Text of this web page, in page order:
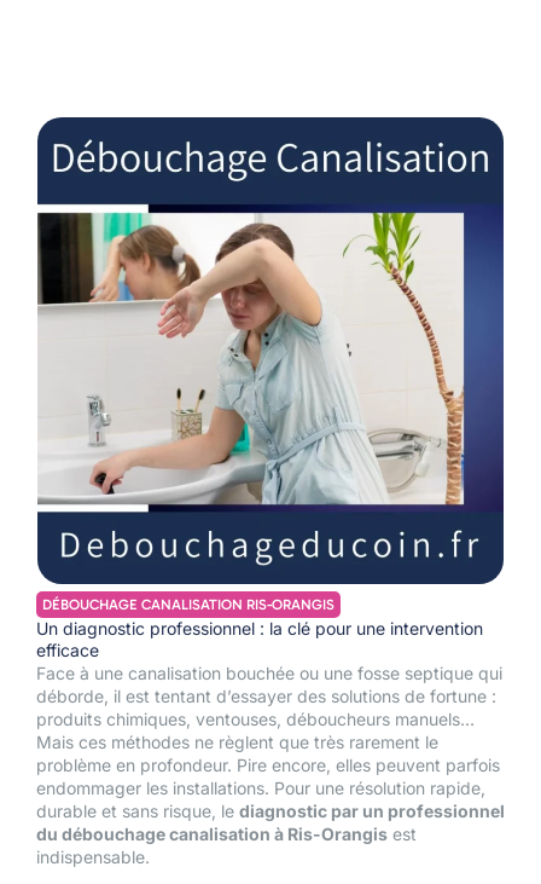
DÉBOUCHAGE CANALISATION RIS-ORANGIS
Un diagnostic professionnel : la clé pour une intervention
efficace
Face à une canalisation bouchée ou une fosse septique qui
déborde, il est tentant d’essayer des solutions de fortune :
produits chimiques, ventouses, déboucheurs manuels…
Mais ces méthodes ne règlent que très rarement le
problème en profondeur. Pire encore, elles peuvent parfois
endommager les installations. Pour une résolution rapide,
durable et sans risque, le diagnostic par un professionnel
du débouchage canalisation à Ris-Orangis est
indispensable.